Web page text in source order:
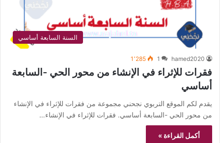
السنة السابعة أساسي
hamed2020
1 1٬285
فقرات للإثراء في الإنشاء من محور الحي -السابعة
أساسي
يقدم لكم الموقع التربوي نجحني مجموعة من فقرات للإثراء في الإنشاء
من محور الحي -السابعة أساسي. فقرات للإثراء في الإنشاء…
أكمل القراءة »